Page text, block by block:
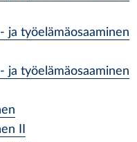
ja työelämäosaaminen
ja työelämäosaaminen
II